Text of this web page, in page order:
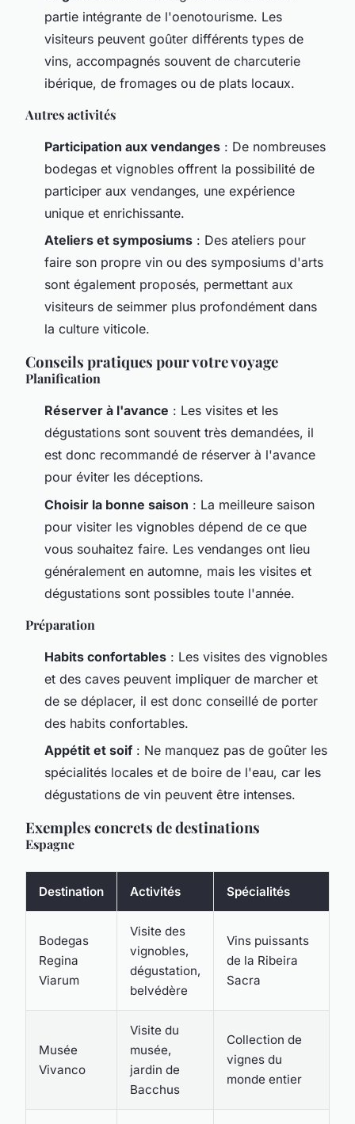
partie intégrante de l'oenotourisme. Les
visiteurs peuvent goûter différents types de
vins, accompagnés souvent de charcuterie
ibérique, de fromages ou de plats locaux.
Autres activités
Participation aux vendanges : De nombreuses
bodegas et vignobles offrent la possibilité de
participer aux vendanges, une expérience
unique et enrichissante.
Ateliers et symposiums : Des ateliers pour
faire son propre vin ou des symposiums d'arts
sont également proposés, permettant aux
visiteurs de seimmer plus profondément dans
la culture viticole.
Conseils pratiques pour votre voyage
Planification
Réserver à l'avance : Les visites et les
dégustations sont souvent très demandées, il
est donc recommandé de réserver à l'avance
pour éviter les déceptions.
Choisir la bonne saison : La meilleure saison
pour visiter les vignobles dépend de ce que
vous souhaitez faire. Les vendanges ont lieu
généralement en automne, mais les visites et
dégustations sont possibles toute l'année.
Préparation
Habits confortables : Les visites des vignobles
et des caves peuvent impliquer de marcher et
de se déplacer, il est donc conseillé de porter
des habits confortables.
Appétit et soif : Ne manquez pas de goûter les
spécialités locales et de boire de l'eau, car les
dégustations de vin peuvent être intenses.
Exemples concrets de destinations
Espagne
Destination Activités Spécialités
Bodegas
Regina
Viarum
Visite des
vignobles,
dégustation,
belvédère
Vins puissants
de la Ribeira
Sacra
Musée
Vivanco
Visite du
musée,
jardin de
Bacchus
Collection de
vignes du
monde entier